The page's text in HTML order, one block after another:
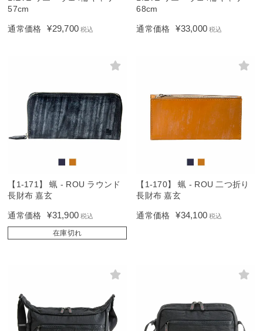
57cm
通常価格 ¥29,700 税込
68cm
通常価格 ¥33,000 税込
【1-171】 蝋 - ROU ラウンド
長財布 嘉玄
通常価格 ¥31,900 税込
在庫切れ
【1-170】 蝋 - ROU 二つ折り
長財布 嘉玄
通常価格 ¥34,100 税込